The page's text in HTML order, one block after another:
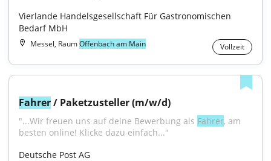
Vierlande Handelsgesellschaft Für Gastronomischen
Bedarf MbH
Messel, RaumOffenbach am Main Vollzeit
Fahrer / Paketzusteller (m/w/d)
"...Wir freuen uns auf deine Bewerbung als Fahrer, am
besten online! Klicke dazu einfach..."
Deutsche Post AG